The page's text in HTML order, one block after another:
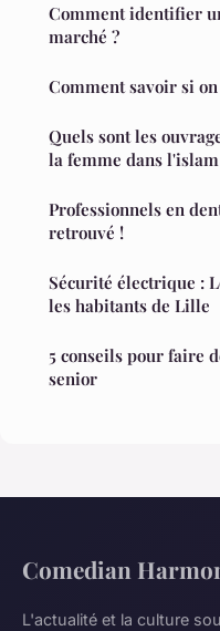
Comment identifier
marché ?
Comment savoir si
Quels sont les
la femme dans
Professionnels en
retrouvé !
Sécurité électrique :
les habitants de Lille
5 conseils pour faire
senior
Comedian
L'actualité et la culture